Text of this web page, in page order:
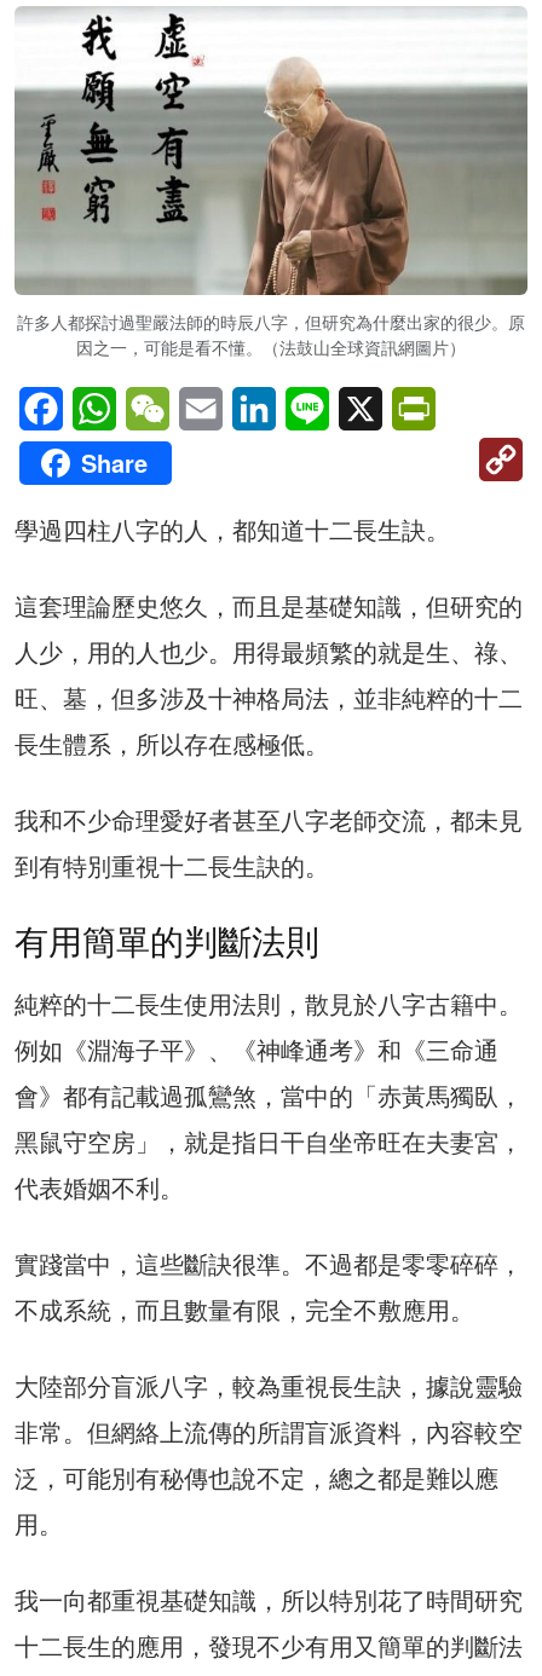
許多人都探討過聖嚴法師的時辰八字，但研究為什麼出家的很少。原
因之一，可能是看不懂。（法鼓山全球資訊網圖片）
FacebookWhatsAppWeChatEmail LinkedInLine X
Share
學過四柱八字的人，都知道十二長生訣。
這套理論歷史悠久，而且是基礎知識，但研究的
人少，用的人也少。用得最頻繁的就是生、祿、
旺、墓，但多涉及十神格局法，並非純粹的十二
長生體系，所以存在感極低。
我和不少命理愛好者甚至八字老師交流，都未見
到有特別重視十二長生訣的。
有用簡單的判斷法則
純粹的十二長生使用法則，散見於八字古籍中。
例如《淵海子平》、《神峰通考》和《三命通
會》都有記載過孤鸞煞，當中的「赤黃馬獨臥，
黑鼠守空房」，就是指日干自坐帝旺在夫妻宮，
代表婚姻不利。
實踐當中，這些斷訣很準。不過都是零零碎碎，
不成系統，而且數量有限，完全不敷應用。
大陸部分盲派八字，較為重視長生訣，據說靈驗
非常。但網絡上流傳的所謂盲派資料，內容較空
泛，可能別有秘傳也說不定，總之都是難以應
用。
我一向都重視基礎知識，所以特別花了時間研究
十二長生的應用，發現不少有用又簡單的判斷法